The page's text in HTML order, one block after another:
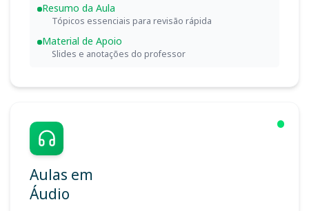
Resumo da Aula
Tópicos essenciais para revisão rápida
Material de Apoio
Slides e anotações do professor
Aulas em
Áudio